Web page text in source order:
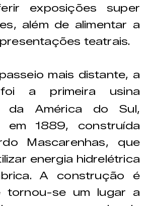
exposições super
além de alimentar a
teatrais.
mais distante, a
foi a primeira usina
da América do Sul,
em 1889, construída
Mascarenhas, que
energia hidrelétrica
A construção é
tornou-se um lugar a